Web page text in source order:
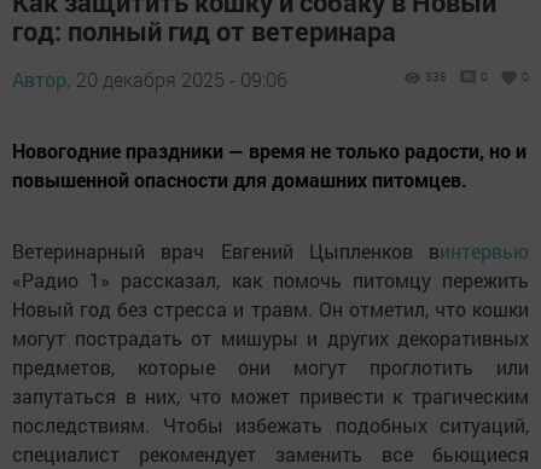
год: полный гид от ветеринара
Автор, 20 декабря 2025 - 09:06 338 0 0
Новогодние праздники — время не только радости, но и
повышенной опасности для домашних питомцев.
Ветеринарный врач Евгений Цыпленков винтервью
«Радио 1» рассказал, как помочь питомцу пережить
Новый год без стресса и травм. Он отметил, что кошки
могут пострадать от мишуры и других декоративных
предметов, которые они могут проглотить или
запутаться в них, что может привести к трагическим
последствиям. Чтобы избежать подобных ситуаций,
специалист рекомендует заменить все бьющиеся